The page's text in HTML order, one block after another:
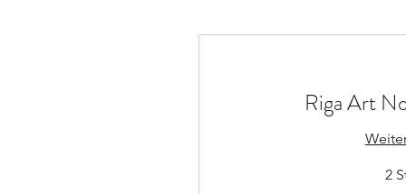
Riga Art
2